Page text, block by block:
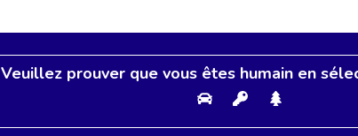
Veuillez prouver que vous êtes humain en